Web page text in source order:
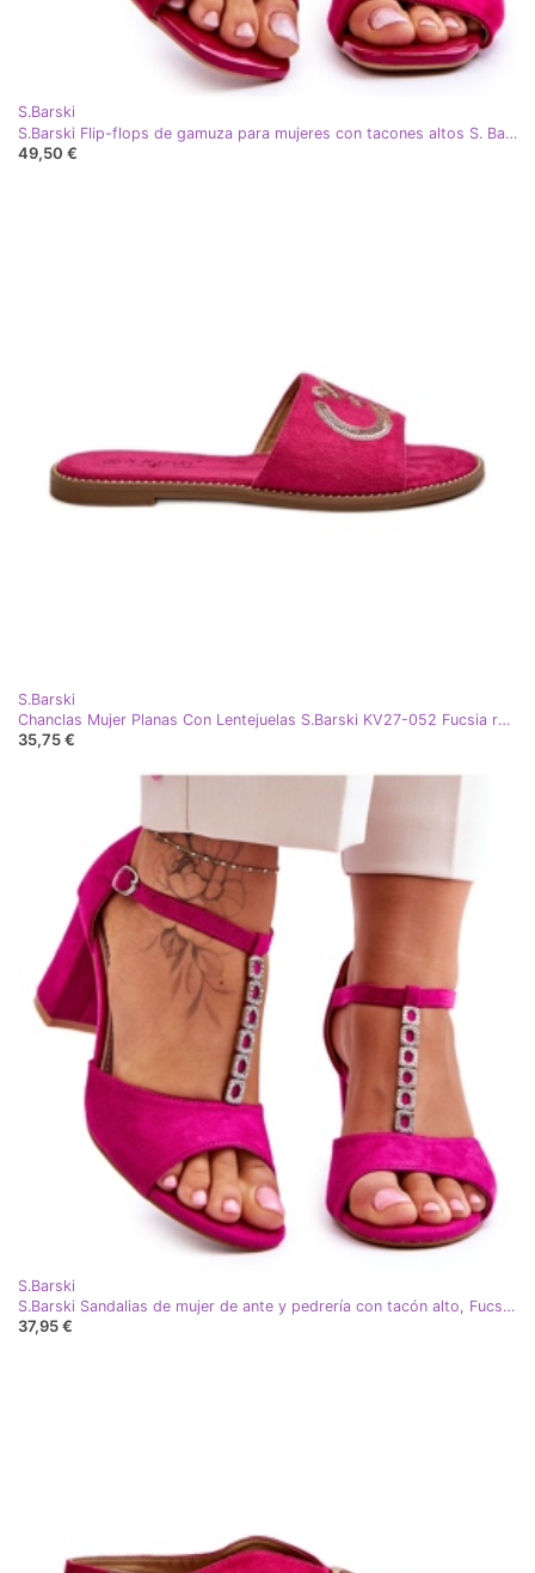
S.Barski
S.Barski Flip-flops de gamuza para mujeres con tacones altos S. Barski KV-612-2 Fuksja rosa
49,50 €
S.Barski
Chanclas Mujer Planas Con Lentejuelas S.Barski KV27-052 Fucsia rosa
35,75 €
S.Barski
S.Barski Sandalias de mujer de ante y pedrería con tacón alto, Fucsia rosa
37,95 €